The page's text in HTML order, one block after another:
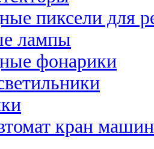
пиксели для
лампы
фонарики
кран